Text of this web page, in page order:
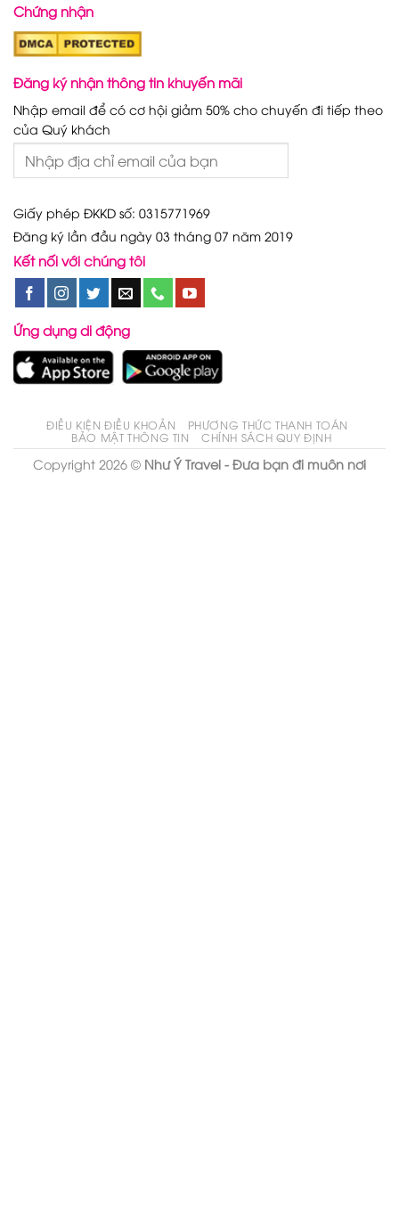
Chứng nhận
Đăng ký nhận thông tin khuyến mãi
Nhập email để có cơ hội giảm 50% cho chuyến đi tiếp theo
của Quý khách
Giấy phép ĐKKD số: 0315771969
Đăng ký lần đầu ngày 03 tháng 07 năm 2019
Kết nối với chúng tôi
Ứng dụng di động
ĐIỀU KIỆN ĐIỀU KHOẢN
PHƯƠNG THỨC THANH TOÁN
BẢO MẬT THÔNG TIN
CHÍNH SÁCH QUY ĐỊNH
Copyright 2026 © Như Ý Travel - Đưa bạn đi muôn nơi